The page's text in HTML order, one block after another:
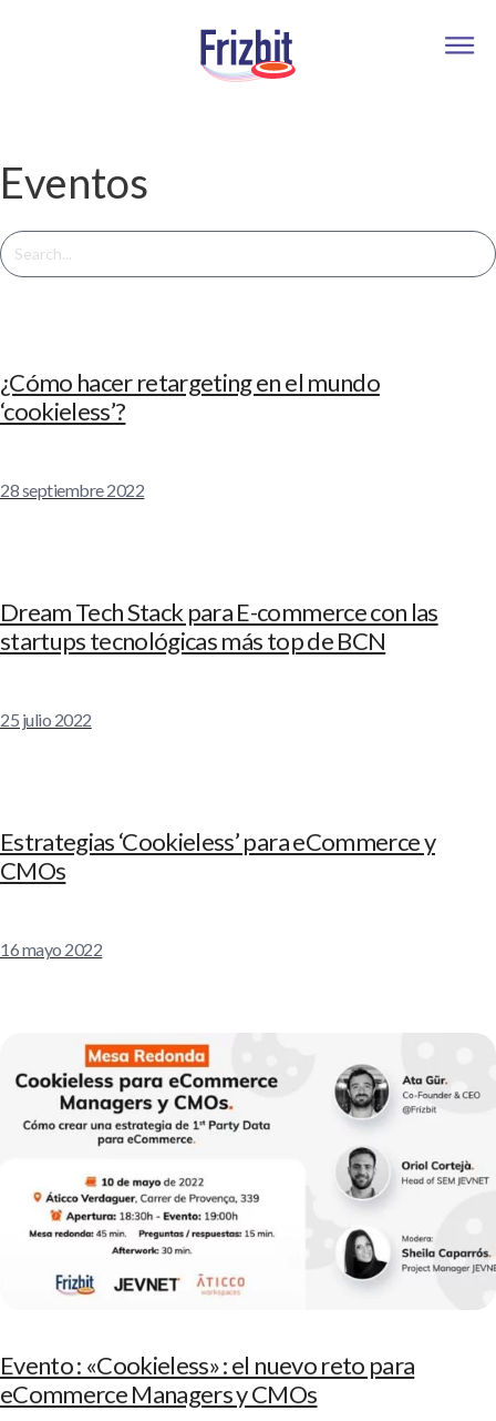
Eventos
¿Cómo hacer retargeting en el mundo
‘cookieless’?
28 septiembre 2022
Dream Tech Stack para E-commerce con las
startups tecnológicas más top de BCN
25 julio 2022
Estrategias ‘Cookieless’ para eCommerce y
CMOs
16 mayo 2022
Evento : «Cookieless» : el nuevo reto para
eCommerce Managers y CMOs